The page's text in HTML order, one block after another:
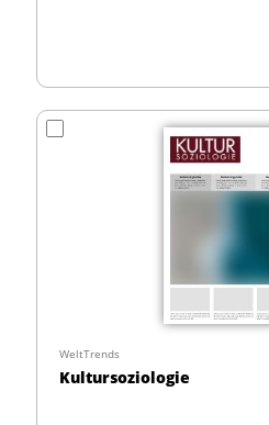
WeltTrends
Kultursoziologie